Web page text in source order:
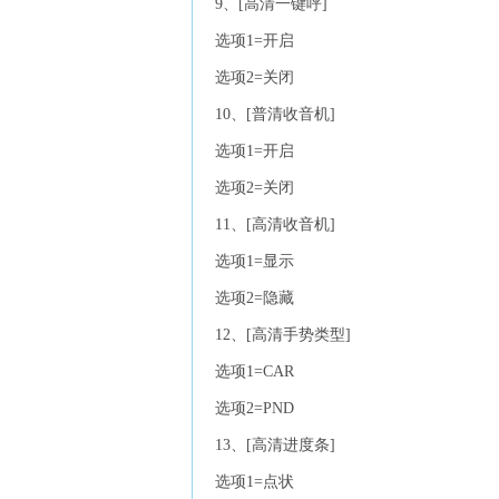
9、[高清一键呼]
选项1=开启
选项2=关闭
10、[普清收音机]
选项1=开启
选项2=关闭
11、[高清收音机]
选项1=显示
选项2=隐藏
12、[高清手势类型]
选项1=CAR
选项2=PND
13、[高清进度条]
选项1=点状